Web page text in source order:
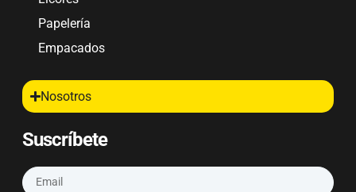
Papelería
Empacados
Nosotros
Suscríbete